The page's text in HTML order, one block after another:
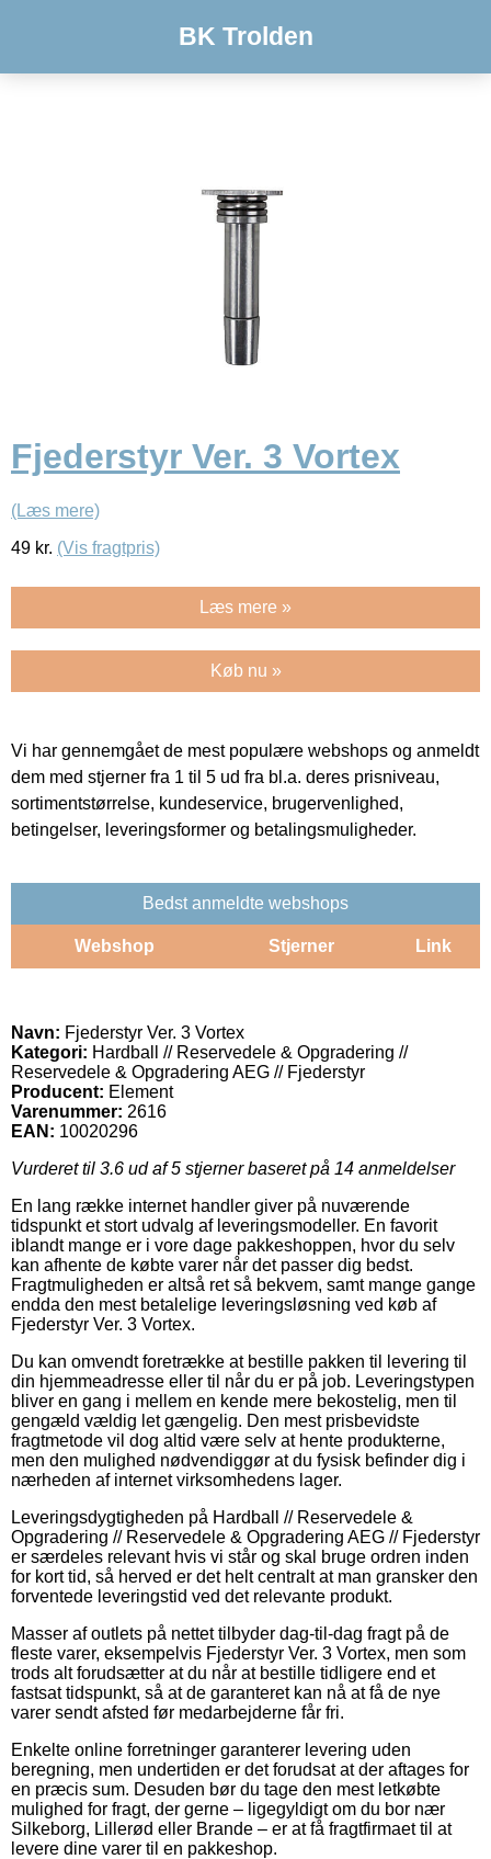
BK Trolden
Fjederstyr Ver. 3 Vortex
(Læs mere)
49 kr. (Vis fragtpris)
Læs mere »
Køb nu »
Vi har gennemgået de mest populære webshops og anmeldt
dem med stjerner fra 1 til 5 ud fra bl.a. deres prisniveau,
sortimentstørrelse, kundeservice, brugervenlighed,
betingelser, leveringsformer og betalingsmuligheder.
Bedst anmeldte webshops
Webshop Stjerner Link
Navn: Fjederstyr Ver. 3 Vortex
Kategori: Hardball // Reservedele & Opgradering //
Reservedele & Opgradering AEG // Fjederstyr
Producent: Element
Varenummer: 2616
EAN: 10020296
Vurderet til 3.6 ud af 5 stjerner baseret på 14 anmeldelser
En lang række internet handler giver på nuværende
tidspunkt et stort udvalg af leveringsmodeller. En favorit
iblandt mange er i vore dage pakkeshoppen, hvor du selv
kan afhente de købte varer når det passer dig bedst.
Fragtmuligheden er altså ret så bekvem, samt mange gange
endda den mest betalelige leveringsløsning ved køb af
Fjederstyr Ver. 3 Vortex.
Du kan omvendt foretrække at bestille pakken til levering til
din hjemmeadresse eller til når du er på job. Leveringstypen
bliver en gang i mellem en kende mere bekostelig, men til
gengæld vældig let gængelig. Den mest prisbevidste
fragtmetode vil dog altid være selv at hente produkterne,
men den mulighed nødvendiggør at du fysisk befinder dig i
nærheden af internet virksomhedens lager.
Leveringsdygtigheden på Hardball // Reservedele &
Opgradering // Reservedele & Opgradering AEG // Fjederstyr
er særdeles relevant hvis vi står og skal bruge ordren inden
for kort tid, så herved er det helt centralt at man gransker den
forventede leveringstid ved det relevante produkt.
Masser af outlets på nettet tilbyder dag-til-dag fragt på de
fleste varer, eksempelvis Fjederstyr Ver. 3 Vortex, men som
trods alt forudsætter at du når at bestille tidligere end et
fastsat tidspunkt, så at de garanteret kan nå at få de nye
varer sendt afsted før medarbejderne får fri.
Enkelte online forretninger garanterer levering uden
beregning, men undertiden er det forudsat at der aftages for
en præcis sum. Desuden bør du tage den mest letkøbte
mulighed for fragt, der gerne – ligegyldigt om du bor nær
Silkeborg, Lillerød eller Brande – er at få fragtfirmaet til at
levere dine varer til en pakkeshop.